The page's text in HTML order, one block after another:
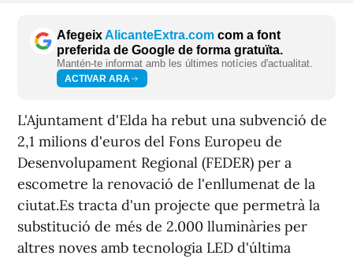
AfegeixAlicanteExtra.com com a font
preferida de Google de forma gratuïta.
Mantén-te informat amb les últimes notícies d'actualitat.
ACTIVAR ARA
L'Ajuntament d'Elda ha rebut una subvenció de
2,1 milions d'euros del Fons Europeu de
Desenvolupament Regional (FEDER) per a
escometre la renovació de l'enllumenat de la
ciutat.Es tracta d'un projecte que permetrà la
substitució de més de 2.000 lluminàries per
altres noves amb tecnologia LED d'última